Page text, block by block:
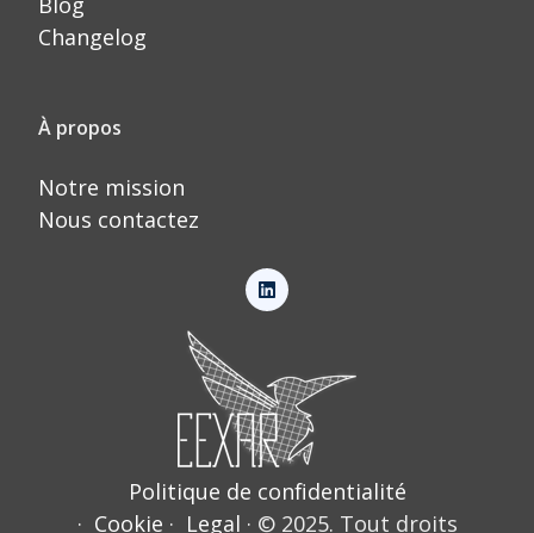
Changelog
À propos
Notre mission
Nous contactez
Politique de confidentialité
· Cookie · Legal · © 2025. Tout droits